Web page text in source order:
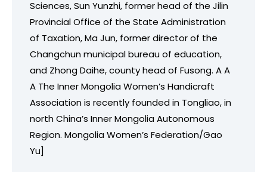
Sciences, Sun Yunzhi, former head of the Jilin
Provincial Office of the State Administration
of Taxation, Ma Jun, former director of the
Changchun municipal bureau of education,
and Zhong Daihe, county head of Fusong. A A
A The Inner Mongolia Women’s Handicraft
Association is recently founded in Tongliao, in
north China’s Inner Mongolia Autonomous
Region. Mongolia Women’s Federation/Gao
Yu]